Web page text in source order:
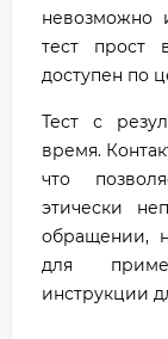
невозможно
тест
доступен по
Тест с
время.
что
этически
обращении,
для
инструкции